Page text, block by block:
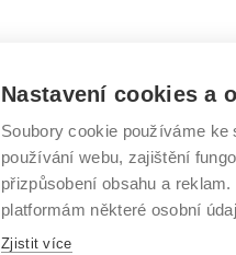
Vysoké
učení
technické
v
Nastavení cookies a
Soubory cookie používáme
používání webu, zajištění
přizpůsobení obsahu a
platformám některé osobní
Zjistit více